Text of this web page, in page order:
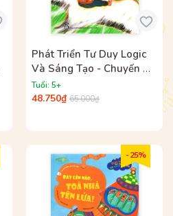
Phát Triển Tư Duy Logic
Và Sáng Tạo - Chuyến Du
Hành Về Quá Khứ
Tuổi: 5+
48.750₫ 65.000₫
- 25%